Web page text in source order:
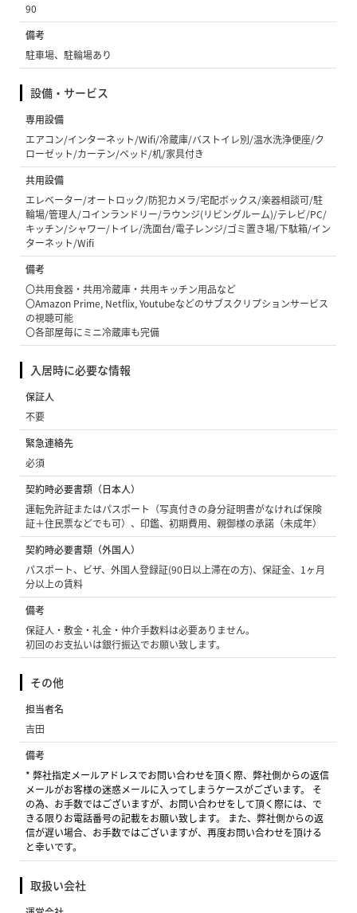
90
備考
駐車場、駐輪場あり
設備・サービス
専用設備
エアコン/インターネット/Wifi/冷蔵庫/バストイレ別/温水洗浄便座/ク
ローゼット/カーテン/ベッド/机/家具付き
共用設備
エレベーター/オートロック/防犯カメラ/宅配ボックス/楽器相談可/駐
輪場/管理人/コインランドリー/ラウンジ(リビングルーム)/テレビ/PC/
キッチン/シャワー/トイレ/洗面台/電子レンジ/ゴミ置き場/下駄箱/イン
ターネット/Wifi
備考
〇共用食器・共用冷蔵庫・共用キッチン用品など
〇Amazon Prime, Netflix, Youtubeなどのサブスクリプションサービス
の視聴可能
〇各部屋毎にミニ冷蔵庫も完備
入居時に必要な情報
保証人
不要
緊急連絡先
必須
契約時必要書類（日本人）
運転免許証またはパスポート（写真付きの身分証明書がなければ保険
証＋住民票などでも可）、印鑑、初期費用、親御様の承諾（未成年）
契約時必要書類（外国人）
パスポート、ビザ、外国人登録証(90日以上滞在の方)、保証金、1ヶ月
分以上の賃料
備考
保証人・敷金・礼金・仲介手数料は必要ありません。
初回のお支払いは銀行振込でお願い致します。
その他
担当者名
吉田
備考
* 弊社指定メールアドレスでお問い合わせを頂く際、弊社側からの返信
メールがお客様の迷惑メールに入ってしまうケースがございます。 そ
の為、お手数ではございますが、お問い合わせをして頂く際には、で
きる限りお電話番号の記載をお願い致します。 また、弊社側からの返
信が遅い場合、お手数ではございますが、再度お問い合わせを頂ける
と幸いです。
取扱い会社